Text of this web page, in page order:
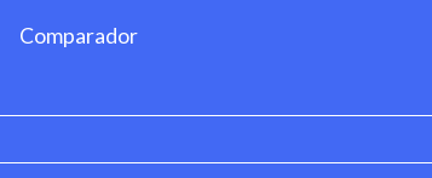
Comparador